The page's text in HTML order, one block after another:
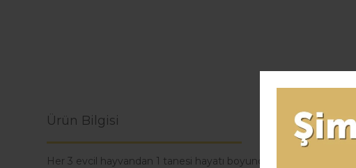
Ürün Bilgisi Yorumlar (0)
Her 3 evcil hayvandan 1 tanesi hayatı boyunca en az 1 defa